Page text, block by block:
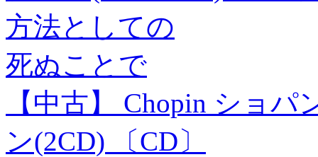
方法としての
死ぬことで
【中古】 Chopin ショ
ン(2CD) 〔CD〕